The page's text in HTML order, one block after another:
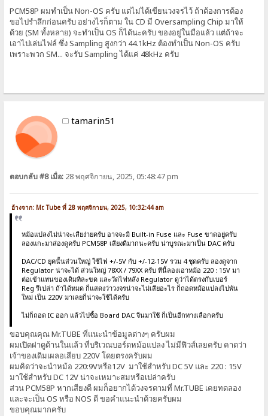
PCM58P ผมทำเป็น Non-OS ครับ แต่ไม่ได้เขียนวงจรไว้ ถ้าต้องการต้อง
ขอไปรำลึกก่อนครับ อย่างไรก็ตาม ใน CD มี Oversampling Chip มาให้
ด้วย (SM ทั้งหลาย) จะทำเป็น OS ก็ได้นะครับ ของอยู่ในมือแล้ว แต่ถ้าจะ
เอาไปเล่นไฟล์ ซึ่ง Sampling สูงกว่า 44.1kHz ต้องทำเป็น Non-OS ครับ
เพราะพวก SM... จะรับ Sampling ได้แค่ 48kHz ครับ
tamarin51
ตอบกลับ #8 เมื่อ: 28 พฤศจิกายน, 2025, 05:48:47 pm
อ้างจาก: Mr. Tube ที่ 28 พฤศจิกายน, 2025, 10:32:44 am
หม้อแปลงไม่น่าจะเสียง่ายครับ อาจจะมี Built-in Fuse และ Fuse ขาดอยู่ครับ
ลองแกะมาส่องดูครับ PCM58P เสียงดีมากนะครับ น่าบูรณะมาเป็น DAC ครับ
DAC/CD ยุคนั้นส่วนใหญ่ ใช้ไฟ +/-5V กับ +/-12-15V รวม 4 ชุดครับ ลองดูจาก
Regulator น่าจะได้ ส่วนใหญ่ 78XX / 79XX ครับ ทีนี้ลองเอาหม้อ 220 : 15V มา
ต่อเข้าแทนของเดิมทีละขด และวัดไฟหลัง Regulator ดูว่าได้ตรงกับเบอร์
Reg รึเปล่า ถ้าได้หมด ก็แสดงว่าวงจรน่าจะไม่เสียอะไร ก็ถอดหม้อแปลงไปพัน
ใหม่ เป็น 220V มาเลยก็น่าจะใช้ได้ครับ
ไม่ก็ถอด IC ออก แล้วไปซื้อ Board DAC จีนมาใช้ ก็เป็นอีกทางเลือกครับ
ขอบคุณคุณ Mr.TUBE ที่แนะนำข้อมูลต่างๆ ครับผม
ผมเปิดฝาดูด้านในแล้ว ที่บริเวณบอร์ดหม้อแปลง ไม่มีฟิวส์เลยครับ คาดว่า
เจ้าของเดิมเผลอเสียบ 220V โดยตรงครับผม
ผมคิดว่าจะนำหม้อ 220:9Vหรือ12V มาใช้สำหรับ DC 5V และ 220 : 15V
มาใช้สำหรับ DC 12V น่าจะเหมาะสมหรือเปล่าครับ
ส่วน PCM58P หากเสียงดี ผมก็อยากได้วงจรตามที่ Mr.TUBE เคยทดลอง
และจะเป็น OS หรือ NOS ดี ขอคำแนะนำด้วยครับผม
ขอบคุณมากครับ